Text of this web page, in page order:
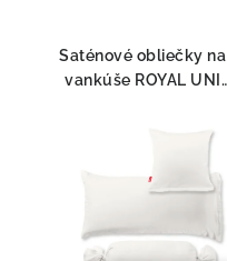
Saténové obliečky na
vankúše ROYAL UNI